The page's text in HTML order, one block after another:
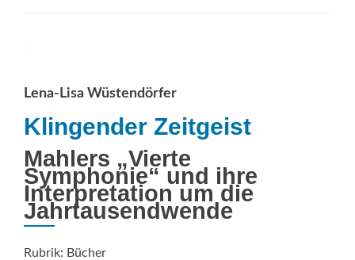
Lena-Lisa Wüstendörfer
Klingender Zeitgeist
Mahlers „Vierte
Symphonie“ und ihre
Interpretation um die
Jahrtausendwende
Rubrik: Bücher